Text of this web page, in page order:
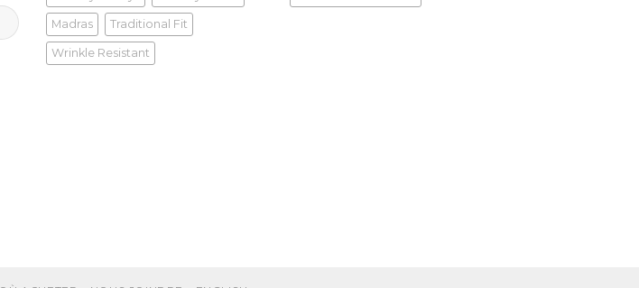
Madras Traditional Fit
Wrinkle Resistant